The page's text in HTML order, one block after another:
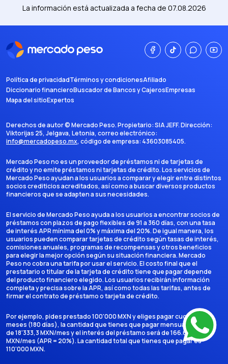
La información está actualizada a fecha de 07.08.2026
Política de privacidadTérminos y condicionesAfiliado
Diccionario financieroBuscador de Bancos y CajerosEmpresas
Mapa del sitioExpertos
Derechos de autor ©Mercado Peso. Propietario:SIA JEFF. Dirección:
Viktorijas 25, Jelgava, Letonia, correo electrónico:
info@mercadopeso.mx, código de empresa: 43603085405.
Mercado Peso no es un proveedor de préstamos ni de tarjetas de
crédito y no emite préstamos ni tarjetas de crédito. Los servicios de
Mercado Peso ayudan a los usuarios a comparar y elegir entre distintos
socios crediticios acreditados, así como a buscar diversos productos
financieros que se adapten a sus necesidades.
El servicio de Mercado Peso ayuda a los usuarios a encontrar socios de
préstamos con plazos de pago flexibles de 91 a 360 días, con una tasa
de interés APR mínima del 0% y máxima del 20%. De igual manera, los
usuarios pueden comparar tarjetas de crédito según tasas de interés,
comisiones anuales, programas de recompensas y otros beneficios
para elegir la mejor opción según su situación financiera. Mercado
Peso no cobra una tarifa por usar el servicio. El costo final que el
prestatario o titular de la tarjeta de crédito tiene que pagar depende
del producto financiero elegido. Los usuarios recibirán información
completa y precisa sobre la APR, así como todas las tarifas, antes de
firmar el contrato de préstamo o tarjeta de crédito.
Por ejemplo, pides prestado 100'000 MXN y eliges pagar cuotas en 6
meses (180 días), la cantidad que tienes que pagar mensualmente es
de 18'333,3 MXN/mes y el interés del préstamo será de 166.666,7
MXN/mes (APR = 20%). La cantidad total que tienes que pagar es
110'000 MXN.